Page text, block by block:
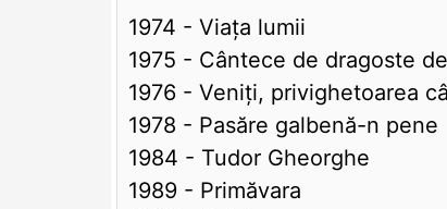
1974 - Viața lumii
1975 - Cântece de dragoste
1976 - Veniți, privighetoarea
1978 - Pasăre galbenă-n pene
1984 - Tudor Gheorghe
1989 - Primăvara